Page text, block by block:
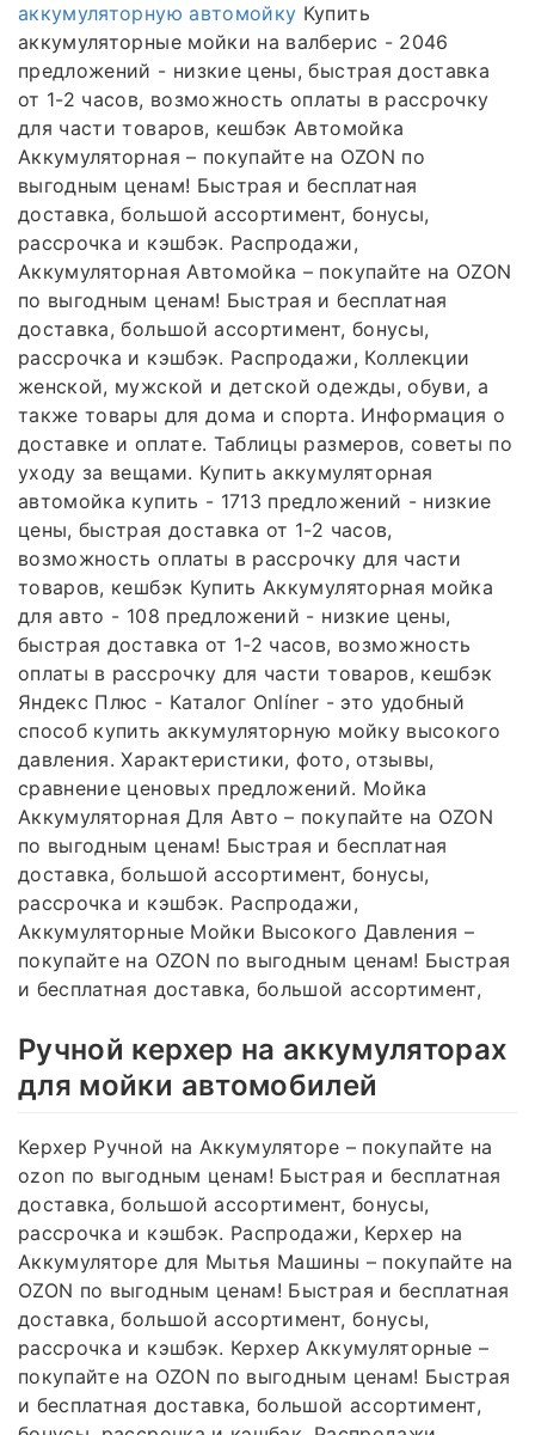
аккумуляторную автомойку Купить
аккумуляторные мойки на валберис - 2046
предложений - низкие цены, быстрая доставка
от 1-2 часов, возможность оплаты в рассрочку
для части товаров, кешбэк Автомойка
Аккумуляторная – покупайте на OZON по
выгодным ценам! Быстрая и бесплатная
доставка, большой ассортимент, бонусы,
рассрочка и кэшбэк. Распродажи,
Аккумуляторная Автомойка – покупайте на OZON
по выгодным ценам! Быстрая и бесплатная
доставка, большой ассортимент, бонусы,
рассрочка и кэшбэк. Распродажи, Коллекции
женской, мужской и детской одежды, обуви, а
также товары для дома и спорта. Информация о
доставке и оплате. Таблицы размеров, советы по
уходу за вещами. Купить аккумуляторная
автомойка купить - 1713 предложений - низкие
цены, быстрая доставка от 1-2 часов,
возможность оплаты в рассрочку для части
товаров, кешбэк Купить Аккумуляторная мойка
для авто - 108 предложений - низкие цены,
быстрая доставка от 1-2 часов, возможность
оплаты в рассрочку для части товаров, кешбэк
Яндекс Плюс - Каталог Onlíner - это удобный
способ купить аккумуляторную мойку высокого
давления. Характеристики, фото, отзывы,
сравнение ценовых предложений. Мойка
Аккумуляторная Для Авто – покупайте на OZON
по выгодным ценам! Быстрая и бесплатная
доставка, большой ассортимент, бонусы,
рассрочка и кэшбэк. Распродажи,
Аккумуляторные Мойки Высокого Давления –
покупайте на OZON по выгодным ценам! Быстрая
и бесплатная доставка, большой ассортимент,
Ручной керхер на аккумуляторах
для мойки автомобилей
Керхер Ручной на Аккумуляторе – покупайте на
ozon по выгодным ценам! Быстрая и бесплатная
доставка, большой ассортимент, бонусы,
рассрочка и кэшбэк. Распродажи, Керхер на
Аккумуляторе для Мытья Машины – покупайте на
OZON по выгодным ценам! Быстрая и бесплатная
доставка, большой ассортимент, бонусы,
рассрочка и кэшбэк. Керхер Аккумуляторные –
покупайте на OZON по выгодным ценам! Быстрая
и бесплатная доставка, большой ассортимент,